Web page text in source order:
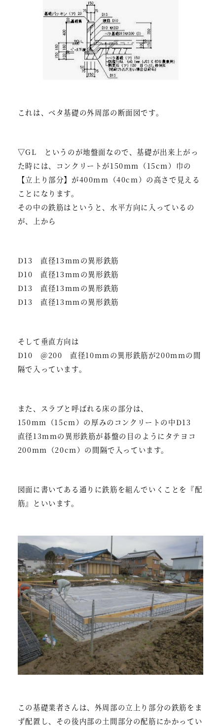
これは、ベタ基礎の外周部の断面図です。
▽GL というのが地盤面なので、基礎が出来上がっ
た時には、コンクリートが150mm（15cm）巾の
【立上り部分】が400mm（40cm）の高さで見える
ことになります。
その中の鉄筋はというと、水平方向に入っているの
が、上から
D13 直径13mmの異形鉄筋
D10 直径13mmの異形鉄筋
D13 直径13mmの異形鉄筋
D13 直径13mmの異形鉄筋
そして垂直方向は
D10 ＠200 直径10mmの異形鉄筋が200mmの間
隔で入っています。
また、スラブと呼ばれる床の部分は、
150mm（15cm）の厚みのコンクリートの中D13
直径13mmの異形鉄筋が碁盤の目のようにタテヨコ
200mm（20cm）の間隔で入っています。
図面に書いてある通りに鉄筋を組んでいくことを『配
筋』といいます。
この基礎業者さんは、外周部の立上り部分の鉄筋をま
ず配置し、その後内部の土間部分の配筋にかかってい